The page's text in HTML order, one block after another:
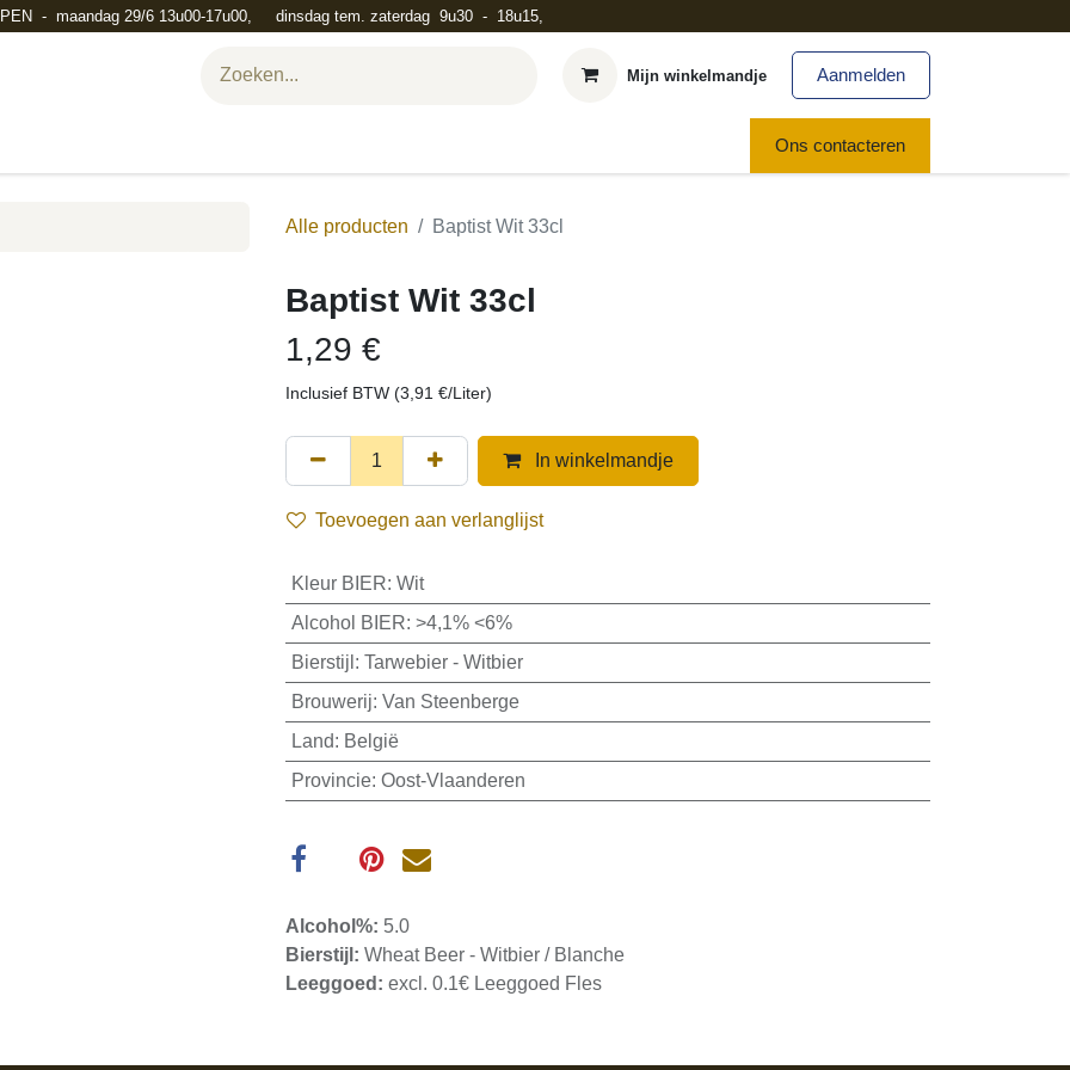
- maandag 29/6 13u00-17u00, dinsdag tem. zaterdag 9u30 - 18u15,
Mijn winkelmandje Aanmelden
Ons contacteren
Alle producten Baptist Wit 33cl
Baptist Wit 33cl
1,29 €
Inclusief BTW (3,91 €/Liter)
In winkelmandje
Toevoegen aan verlanglijst
Kleur BIER: Wit
Alcohol BIER: >4,1% <6%
Bierstijl : Tarwebier - Witbier
Brouwerij: Van Steenberge
Land: België
Provincie: Oost-Vlaanderen
Alcohol%: 5.0
Bierstijl: Wheat Beer - Witbier / Blanche
Leeggoed: excl. 0.1€ Leeggoed Fles